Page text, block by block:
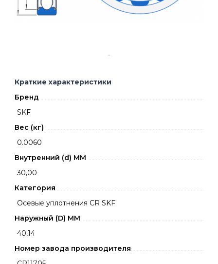
Краткие характеристики
Бренд
SKF
Вес (кг)
0.0060
Внутренний (d) ММ
30,00
Категория
Осевые уплотнения CR SKF
Наружный (D) ММ
40,14
Номер завода производителя